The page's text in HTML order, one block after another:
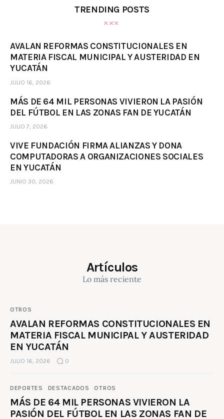
TRENDING POSTS
AVALAN REFORMAS CONSTITUCIONALES EN
MATERIA FISCAL MUNICIPAL Y AUSTERIDAD EN
YUCATÁN
JULIO 16, 2026
MÁS DE 64 MIL PERSONAS VIVIERON LA PASIÓN
DEL FÚTBOL EN LAS ZONAS FAN DE YUCATÁN
JULIO 7, 2026
VIVE FUNDACIÓN FIRMA ALIANZAS Y DONA
COMPUTADORAS A ORGANIZACIONES SOCIALES
EN YUCATÁN
JUNIO 30, 2026
Artículos
Lo más reciente
OTROS
AVALAN REFORMAS CONSTITUCIONALES EN
MATERIA FISCAL MUNICIPAL Y AUSTERIDAD
EN YUCATÁN
JULIO 16, 2026 0
DEPORTES DESTACADOS OTROS
MÁS DE 64 MIL PERSONAS VIVIERON LA
PASIÓN DEL FÚTBOL EN LAS ZONAS FAN DE